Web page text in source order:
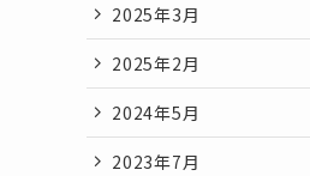
2025年3月
2025年2月
2024年5月
2023年7月